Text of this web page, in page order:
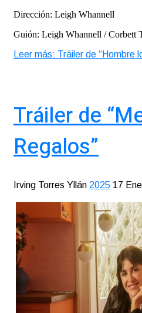
Dirección: Leigh Whannell
Guión: Leigh Whannell / Corbett
Leer más: Tráiler de “Hombre
Tráiler de
Regalos”
Irving Torres Yllán 2025 17